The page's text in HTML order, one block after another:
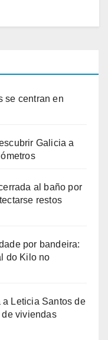
se centran en
Galicia a
al baño por
restos
por bandeira:
do Kilo no
Leticia Santos de
viviendas